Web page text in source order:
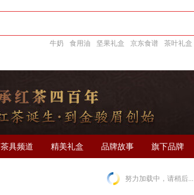
牛奶 食用油 坚果礼盒 京东食谱 茶叶礼盒
茶具频道 精美礼盒 品牌故事 旗下品牌
努力加载中，请稍后...